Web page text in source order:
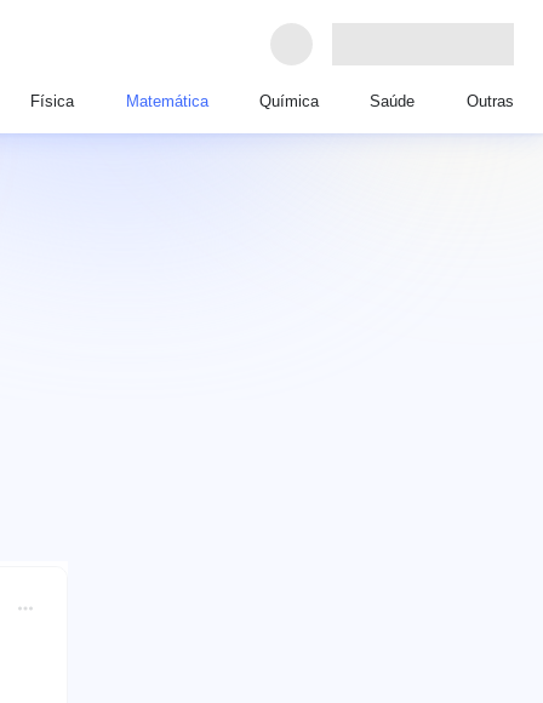
Física Matemática Química Saúde Outras